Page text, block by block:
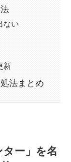
ない
新
法まとめ
ター」を名